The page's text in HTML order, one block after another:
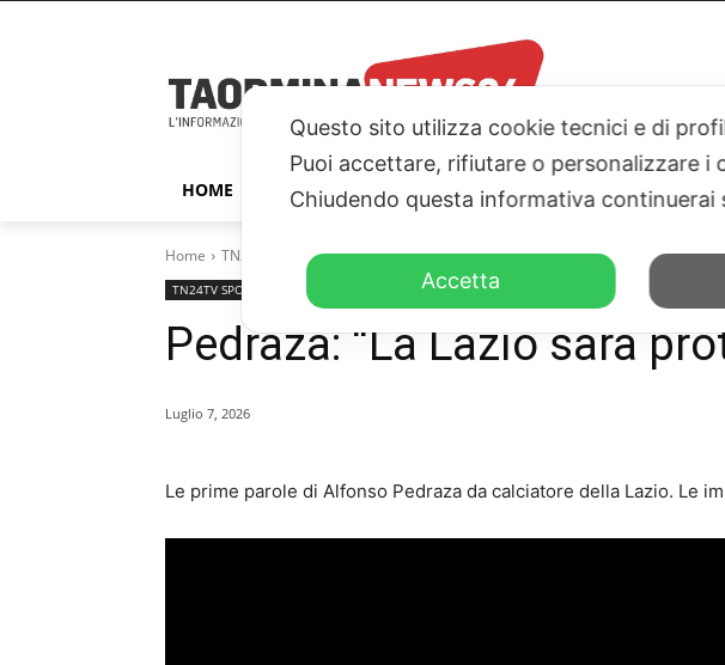
HOME TAORMINA ITALIA – ESTERI PARLAMENTO
Home TN24TV SPORT Pedraza: "La Lazio sarà protagonista"
TN24TV SPORT TN24TV
Pedraza: “La Lazio sarà
Luglio 7, 2026
Le prime parole di Alfonso Pedraza da calciatore della Lazio. Le
Questo sito utilizza cookie tecnici e di
Puoi accettare, rifiutare o personalizzare i
Chiudendo questa informativa continuerai
Accetta